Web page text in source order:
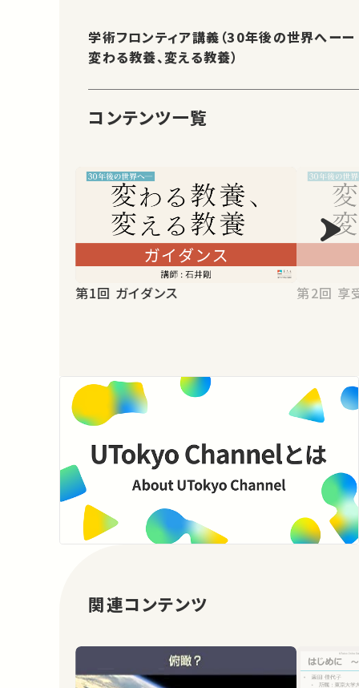
学術フロンティア講義（30年後の世界へーー
変わる教養、変える教養）
コンテンツ一覧
第1回 ガイダンス 第2
関連コンテンツ